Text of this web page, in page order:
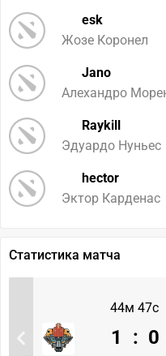
esk
Жозе Коронел
Jano
Алехандро
Raykill
Эдуардо Нуньес
hector
Эктор Карденас
Статистика матча
44м 47с
1 : 0